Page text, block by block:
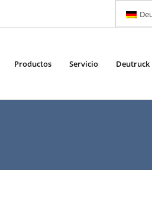
Productos Servicio Deutruck